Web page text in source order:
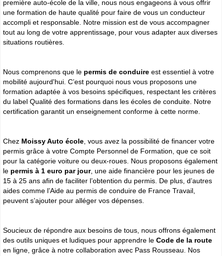
première auto-école de la ville, nous nous engageons à vous offrir
une formation de haute qualité pour faire de vous un conducteur
accompli et responsable. Notre mission est de vous accompagner
tout au long de votre apprentissage, pour vous adapter aux diverses
situations routières.
Nous comprenons que le permis de conduire est essentiel à votre
mobilité aujourd'hui. C’est pourquoi nous vous proposons une
formation adaptée à vos besoins spécifiques, respectant les critères
du label Qualité des formations dans les écoles de conduite. Notre
certification garantit un enseignement conforme à cette norme.
Chez Moissy Auto école , vous avez la possibilité de financer votre
permis grâce à votre Compte Personnel de Formation, que ce soit
pour la catégorie voiture ou deux-roues. Nous proposons également
le permis à 1 euro par jour, une aide financière pour les jeunes de
15 à 25 ans afin de faciliter l’obtention du permis. De plus, d’autres
aides comme l’Aide au permis de conduire de France Travail,
peuvent s’ajouter pour alléger vos dépenses.
Soucieux de répondre aux besoins de tous, nous offrons également
des outils uniques et ludiques pour apprendre le Code de la route
en ligne, grâce à notre collaboration avec Pass Rousseau. Nos